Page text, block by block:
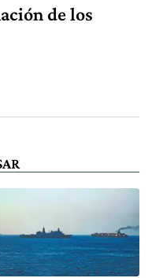
de los